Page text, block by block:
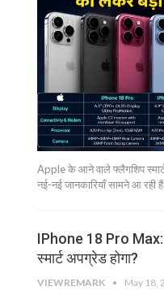
Apple के आने वाले फ्लैगशिप
नई-नई जानकारियाँ सामने आ रही
IPhone 18 Pro
स्मार्ट अपग्रेड होगा?
VIEWREMARK May 18,